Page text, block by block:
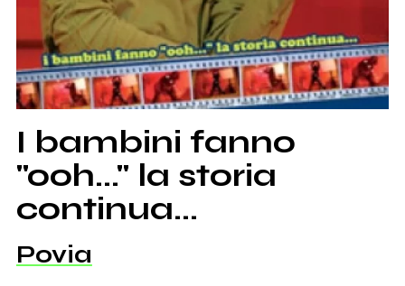
I bambini fanno
"ooh..." la storia
continua...
Povia